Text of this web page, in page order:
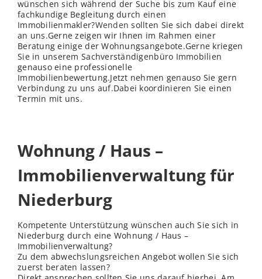
wünschen sich während der Suche bis zum Kauf eine
fachkundige Begleitung durch einen
Immobilienmakler?Wenden sollten Sie sich dabei direkt
an uns.Gerne zeigen wir Ihnen im Rahmen einer
Beratung einige der Wohnungsangebote.Gerne kriegen
Sie in unserem Sachverständigenbüro Immobilien
genauso eine professionelle
Immobilienbewertung.Jetzt nehmen genauso Sie gern
Verbindung zu uns auf.Dabei koordinieren Sie einen
Termin mit uns.
Wohnung / Haus –
Immobilienverwaltung für
Niederburg
Kompetente Unterstützung wünschen auch Sie sich in
Niederburg durch eine Wohnung / Haus –
Immobilienverwaltung?
Zu dem abwechslungsreichen Angebot wollen Sie sich
zuerst beraten lassen?